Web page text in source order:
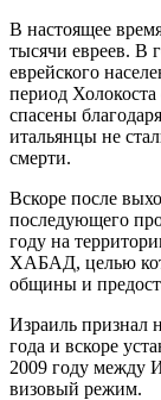
В настоящее
тысячи евреев. В
еврейского
период
спасены
итальянцы не
смерти.
Вскоре после
последующего
году на
ХАБАД, целью
общины и
Израиль признал
года и вскоре
2009 году между
визовый режим.